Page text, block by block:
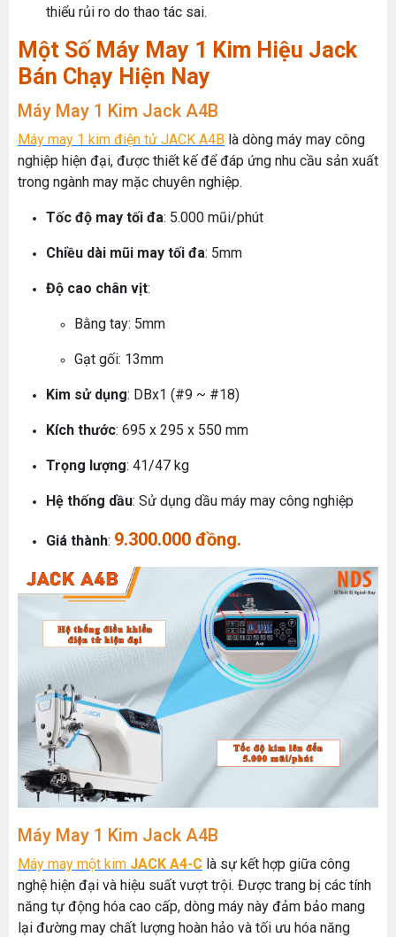
thiểu rủi ro do thao tác sai.
Một Số Máy May 1 Kim Hiệu Jack
Bán Chạy Hiện Nay
Máy May 1 Kim Jack A4B
Máy may 1 kim điện tử JACK A4B là dòng máy may công
nghiệp hiện đại, được thiết kế để đáp ứng nhu cầu sản xuất
trong ngành may mặc chuyên nghiệp.
Tốc độ may tối đa: 5.000 mũi/phút
Chiều dài mũi may tối đa: 5mm
Độ cao chân vịt:
Bằng tay: 5mm
Gạt gối: 13mm
Kim sử dụng: DBx1 (#9 ~ #18)
Kích thước: 695 x 295 x 550 mm
Trọng lượng: 41/47 kg
Hệ thống dầu: Sử dụng dầu máy may công nghiệp
Giá thành: 9.300.000 đồng.
Máy May 1 Kim Jack A4B
Máy may một kim JACK A4-C là sự kết hợp giữa công
nghệ hiện đại và hiệu suất vượt trội. Được trang bị các tính
năng tự động hóa cao cấp, dòng máy này đảm bảo mang
lại đường may chất lượng hoàn hảo và tối ưu hóa năng